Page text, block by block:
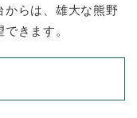
からは、雄大な熊野
きます。